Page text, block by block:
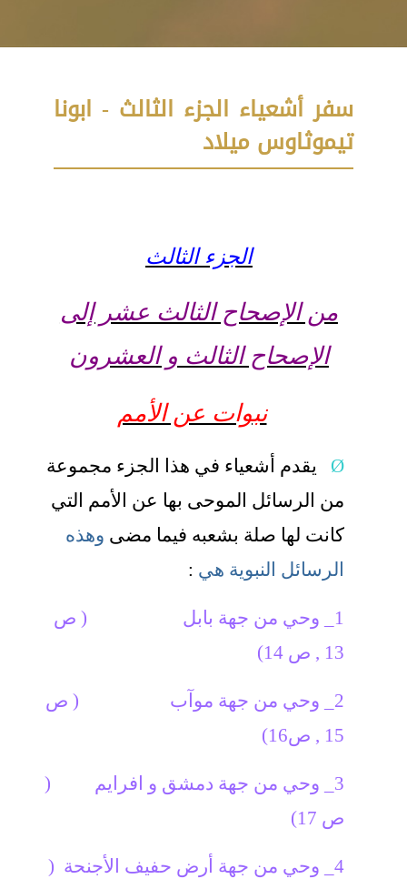
سفر أشعياء الجزء الثالث - ابونا
تيموثاوس ميلاد
الجزء الثالث
من الإصحاح الثالث عشر إلى
الإصحاح الثالث و العشرون
نبوات عن الأمم
Ø
يقدم أشعياء في هذا الجزء مجموعة
من الرسائل الموحى بها عن الأمم التي
كانت لها صلة بشعبه فيما مضى وهذه
الرسائل النبوية هي :
1_ وحي من جهة بابل
( ص
13 , ص 14)
2_ وحي من جهة موآب
( ص
15 , ص16)
3_ وحي من جهة دمشق و افرايم
(
ص 17)
4_ وحي من جهة أرض حفيف الأجنحة (